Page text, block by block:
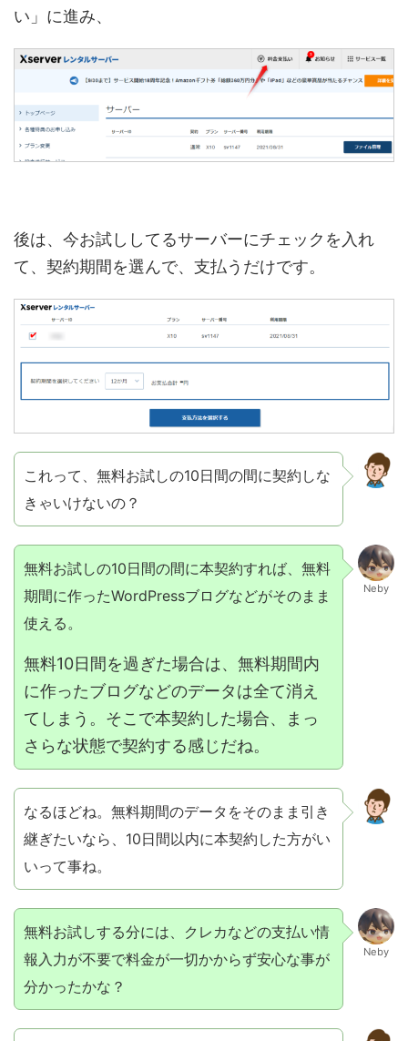
い」に進み、
後は、今お試ししてるサーバーにチェックを入れ
て、契約期間を選んで、支払うだけです。
これって、無料お試しの10日間の間に契約しな
きゃいけないの？
無料お試しの10日間の間に本契約すれば、無料
期間に作ったWordPressブログなどがそのまま
使える。
無料10日間を過ぎた場合は、無料期間内
に作ったブログなどのデータは全て消え
てしまう。そこで本契約した場合、まっ
さらな状態で契約する感じだね。
Neby
なるほどね。無料期間のデータをそのまま引き
継ぎたいなら、10日間以内に本契約した方がい
いって事ね。
無料お試しする分には、クレカなどの支払い情
報入力が不要で料金が一切かからず安心な事が
分かったかな？
Neby